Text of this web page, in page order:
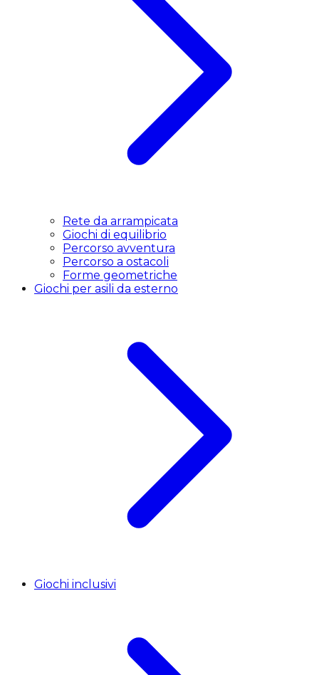
Rete da arrampicata
Giochi di equilibrio
Percorso avventura
Percorso a ostacoli
Forme geometriche
Giochi per asili da esterno
Giochi inclusivi